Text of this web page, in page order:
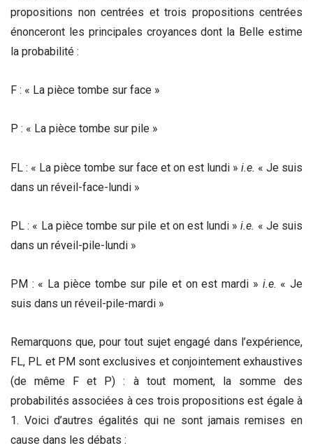
propositions non centrées et trois propositions centrées
énonceront les principales croyances dont la Belle estime
la probabilité :
F : « La pièce tombe sur face »
P : « La pièce tombe sur pile »
FL : « La pièce tombe sur face et on est lundi » i.e. « Je suis
dans un réveil-face-lundi »
PL : « La pièce tombe sur pile et on est lundi »i.e. « Je suis
dans un réveil-pile-lundi »
PM : « La pièce tombe sur pile et on est mardi » i.e. « Je
suis dans un réveil-pile-mardi »
Remarquons que, pour tout sujet engagé dans l’expérience,
FL, PL et PM sont exclusives et conjointement exhaustives
(de même F et P) : à tout moment, la somme des
probabilités associées à ces trois propositions est égale à
1. Voici d’autres égalités qui ne sont jamais remises en
cause dans les débats :